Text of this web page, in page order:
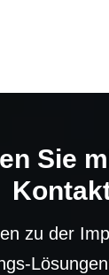
Sie
zu der